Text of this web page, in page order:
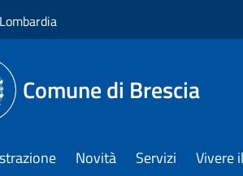
Comune di Brescia
Novità Servizi Vivere